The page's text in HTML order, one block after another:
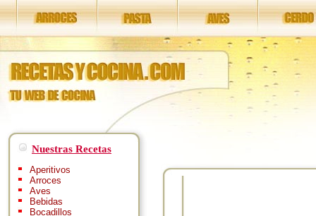
Nuestras Recetas
Aperitivos
Arroces
Aves
Bebidas
Bocadillos